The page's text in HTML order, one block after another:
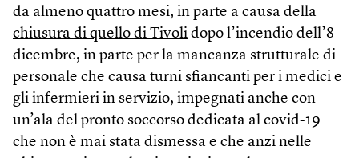
da almeno quattro mesi, in parte a causa della
chiusura di quello di Tivoli dopo l’incendio dell’8
dicembre, in parte per la mancanza strutturale di
personale che causa turni sfiancanti per i medici e
gli infermieri in servizio, impegnati anche con
un’ala del pronto soccorso dedicata al covid-19
che non è mai stata dismessa e che anzi nelle